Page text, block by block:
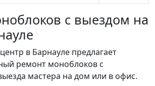
с выездом на
в Барнауле предлагает
ремонт моноблоков с
мастера на дом или в офис.